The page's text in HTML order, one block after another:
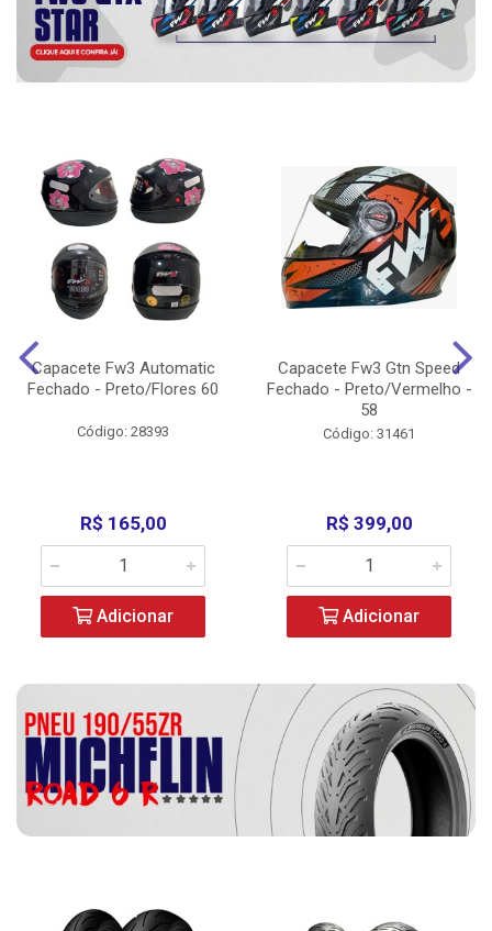
Capacete Fw3 Automatic
Fechado - Preto/Flores 60
Código: 28393
R$ 165,00
Adicionar
Capacete Fw3 Gtn Speed
Fechado - Preto/Vermelho -
58
Código: 31461
R$ 399,00
Adicionar